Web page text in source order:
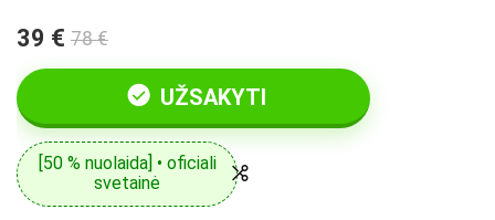
39 € 78 €
UŽSAKYTI
[50 % nuolaida] • oficiali
svetainė